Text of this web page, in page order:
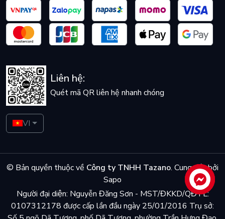
Liên hệ:
Quét mã QR liên hệ nhanh chóng
VI
© Bản quyền thuộc về Công ty TNHH Tazano. Cung cấp bởi
Sapo
Người đại diện: Nguyễn Đăng Sơn - MST/ĐKKD/QĐTL:
0107312178 được cấp lần đầu ngày 25/01/2016 Trụ sở:
Liên hệ